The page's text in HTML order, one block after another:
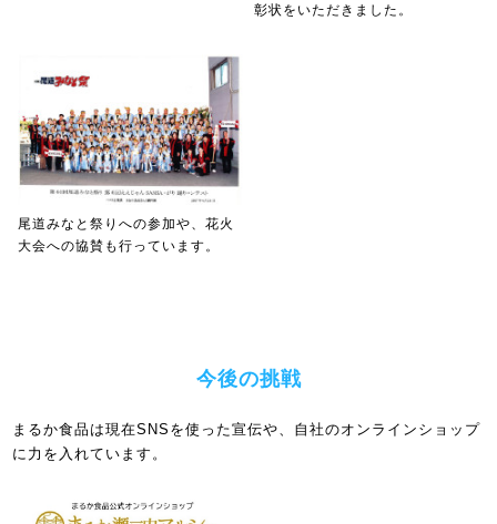
彰状をいただきました。
尾道みなと祭りへの参加や、花火
大会への協賛も行っています。
今後の挑戦
まるか食品は現在SNSを使った宣伝や、自社のオンラインショップ
に力を入れています。